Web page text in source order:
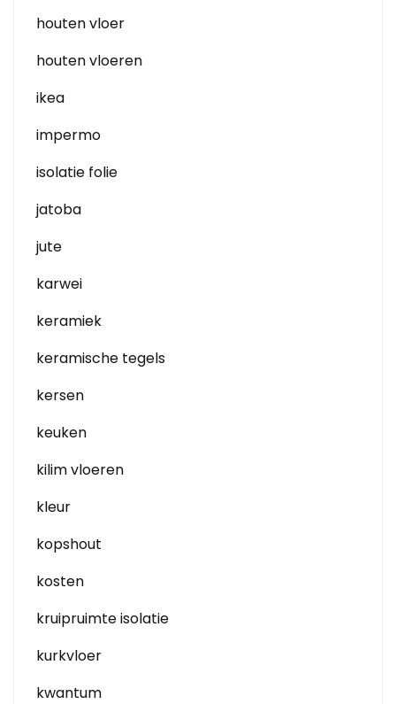
houten vloer
houten vloeren
ikea
impermo
isolatie folie
jatoba
jute
karwei
keramiek
keramische tegels
kersen
keuken
kilim vloeren
kleur
kopshout
kosten
kruipruimte isolatie
kurkvloer
kwantum